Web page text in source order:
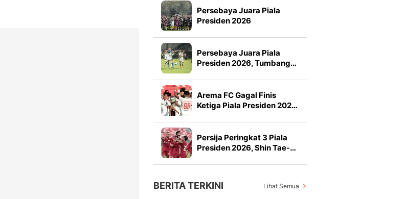
Persebaya Juara Piala
Presiden 2026
Persebaya Juara Piala
Presiden 2026, Tumbang…
Arema FC Gagal Finis
Ketiga Piala Presiden 202…
Persija Peringkat 3 Piala
Presiden 2026, Shin Tae-…
BERITA TERKINI Lihat Semua